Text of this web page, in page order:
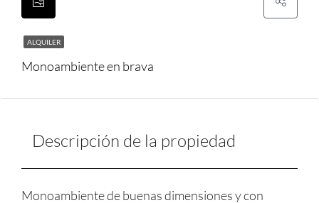
ALQUILER
Monoambiente en brava
Descripción de la propiedad
Monoambiente de buenas dimensiones y con